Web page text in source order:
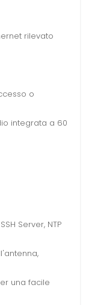
rilevato
o
integrata a 60
Server, NTP
una facile